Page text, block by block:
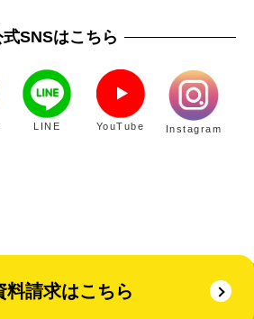
式SNSはこちら
LINE YouTube Instagram
料請求はこちら